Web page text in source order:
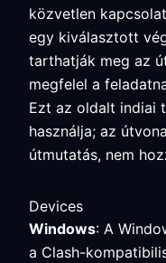
közvetlen
egy kiválasztott
tarthatják meg az
megfelel a
Ezt az oldalt indiai
használja; az
útmutatás, nem
Devices
Windows: A
a Clash-